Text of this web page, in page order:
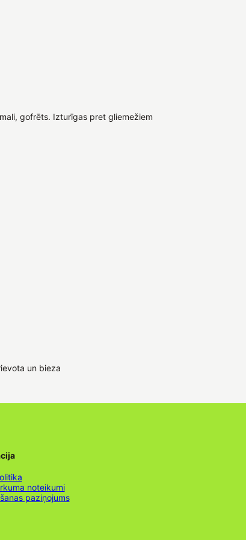
gofrēts. Izturīgas pret gliemežiem
un bieza
noteikumi
paziņojums